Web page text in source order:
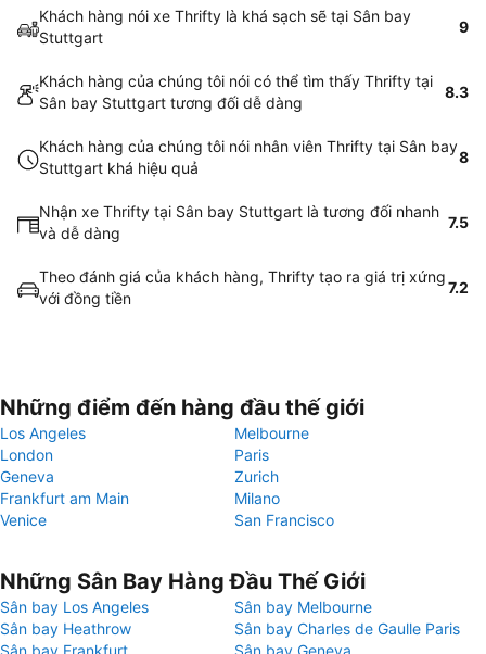
Khách hàng nói xe Thrifty là khá sạch sẽ tại Sân bay
Stuttgart
9
Khách hàng của chúng tôi nói có thể tìm thấy Thrifty tại
Sân bay Stuttgart tương đối dễ dàng
8.3
Khách hàng của chúng tôi nói nhân viên Thrifty tại Sân bay
Stuttgart khá hiệu quả
8
Nhận xe Thrifty tại Sân bay Stuttgart là tương đối nhanh
và dễ dàng
7.5
Theo đánh giá của khách hàng, Thrifty tạo ra giá trị xứng
với đồng tiền
7.2
Những điểm đến hàng đầu thế giới
Los Angeles
Melbourne
London
Paris
Geneva
Zurich
Frankfurt am Main
Milano
Venice
San Francisco
Những Sân Bay Hàng Đầu Thế Giới
Sân bay Los Angeles
Sân bay Melbourne
Sân bay Heathrow
Sân bay Charles de Gaulle Paris
Sân bay Frankfurt
Sân bay Geneva